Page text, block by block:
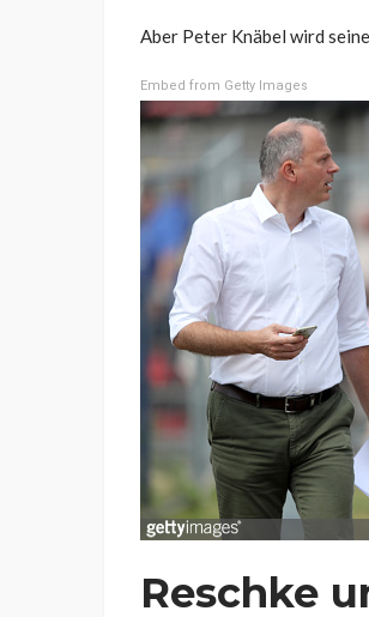
Aber Peter Knäbel wird
Embed from Getty Images
Reschke